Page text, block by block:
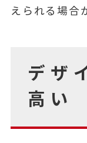
えられる場合
デザ
高い